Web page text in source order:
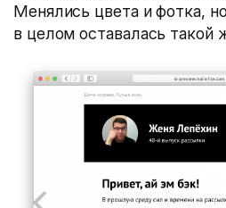
Менялись цвета и фотка,
в целом оставалась такой